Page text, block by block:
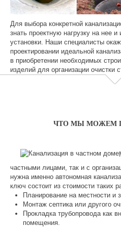
Для выбора конкретной
знать проектную нагрузку на нее
установки. Наши специалисты
проектировании идеальной
в приобретении необходимых
изделий для организации очистки
ЧТО МЫ МОЖЕМ
частными лицами, так и с
нужна именно автономная
ключ состоит из стоимости таких
Планирование на местности и
Монтаж септика или другого
Прокладка трубопровода как
помещения.